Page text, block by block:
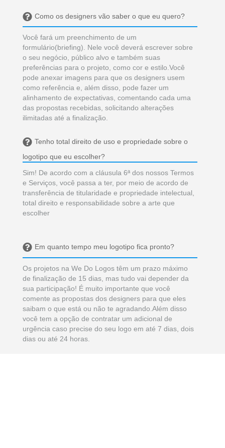
Como os designers vão saber o que eu quero?
Você fará um preenchimento de um
formulário(briefing). Nele você deverá escrever sobre
o seu negócio, público alvo e também suas
preferências para o projeto, como cor e estilo.Você
pode anexar imagens para que os designers usem
como referência e, além disso, pode fazer um
alinhamento de expectativas, comentando cada uma
das propostas recebidas, solicitando alterações
ilimitadas até a finalização.
Tenho total direito de uso e propriedade sobre o
logotipo que eu escolher?
Sim! De acordo com a cláusula 6ª dos nossos Termos
e Serviços, você passa a ter, por meio de acordo de
transferência de titularidade e propriedade intelectual,
total direito e responsabilidade sobre a arte que
escolher
Em quanto tempo meu logotipo fica pronto?
Os projetos na We Do Logos têm um prazo máximo
de finalização de 15 dias, mas tudo vai depender da
sua participação! É muito importante que você
comente as propostas dos designers para que eles
saibam o que está ou não te agradando.Além disso
você tem a opção de contratar um adicional de
urgência caso precise do seu logo em até 7 dias, dois
dias ou até 24 horas.